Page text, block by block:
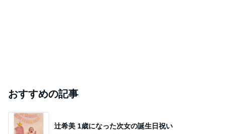
おすすめの記事
辻希美 1歳になった次女の誕生日祝い